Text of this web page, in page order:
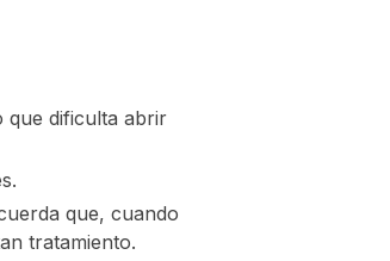
que dificulta abrir
que, cuando
tratamiento.